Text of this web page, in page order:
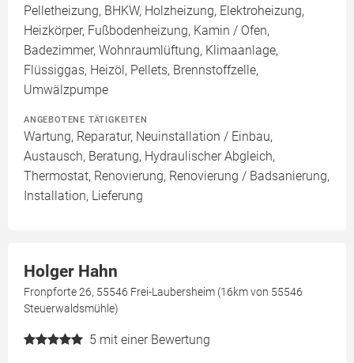
Pelletheizung, BHKW, Holzheizung, Elektroheizung,
Heizkörper, Fußbodenheizung, Kamin / Ofen,
Badezimmer, Wohnraumlüftung, Klimaanlage,
Flüssiggas, Heizöl, Pellets, Brennstoffzelle,
Umwälzpumpe
ANGEBOTENE TÄTIGKEITEN
Wartung, Reparatur, Neuinstallation / Einbau,
Austausch, Beratung, Hydraulischer Abgleich,
Thermostat, Renovierung, Renovierung / Badsanierung,
Installation, Lieferung
Holger Hahn
Fronpforte 26, 55546 Frei-Laubersheim (16km von 55546
Steuerwaldsmühle)
5 mit einer Bewertung